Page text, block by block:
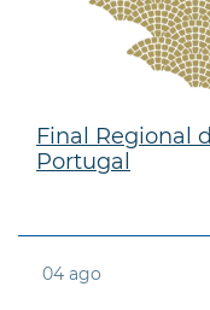
Final Regional
Portugal
04 ago